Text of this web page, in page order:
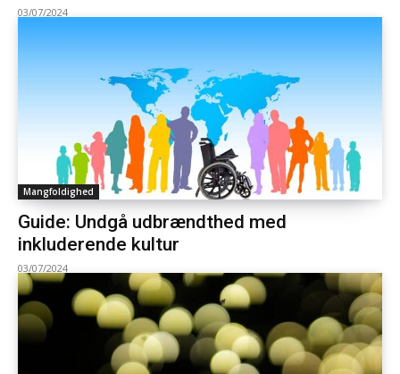
03/07/2024
Mangfoldighed
Guide: Undgå udbrændthed med
inkluderende kultur
03/07/2024